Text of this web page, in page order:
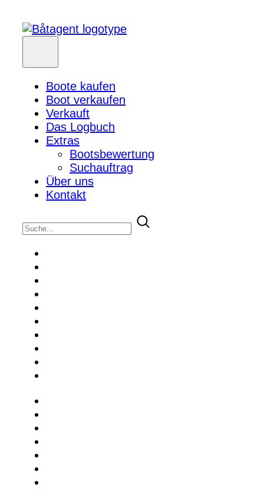
Boote kaufen
Boot verkaufen
Verkauft
Das Logbuch
Extras
Bootsbewertung
Suchauftrag
Über uns
Kontakt